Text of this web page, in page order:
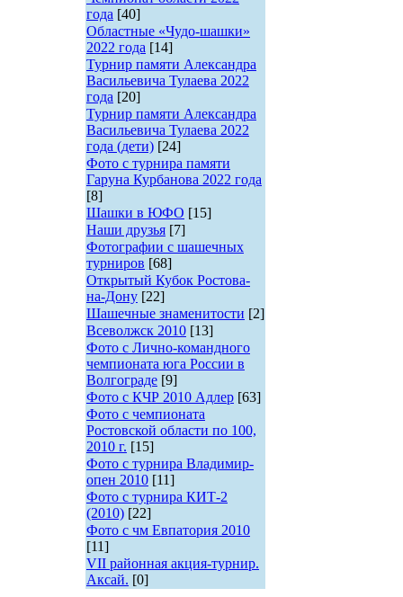
года [40]
Областные «Чудо-шашки»
2022 года [14]
Турнир памяти Александра
Васильевича Тулаева 2022
года [20]
Турнир памяти Александра
Васильевича Тулаева 2022
года (дети) [24]
Фото с турнира памяти
Гаруна Курбанова 2022 года
[8]
Шашки в ЮФО [15]
Наши друзья [7]
Фотографии с шашечных
турниров [68]
Открытый Кубок Ростова-
на-Дону [22]
Шашечные знаменитости [2]
Всеволжск 2010 [13]
Фото с Лично-командного
чемпионата юга России в
Волгограде [9]
Фото с КЧР 2010 Адлер [63]
Фото с чемпионата
Ростовской области по 100,
2010 г. [15]
Фото с турнира Владимир-
опен 2010 [11]
Фото с турнира КИТ-2
(2010) [22]
Фото с чм Евпатория 2010
[11]
VII районная акция-турнир.
Аксай. [0]